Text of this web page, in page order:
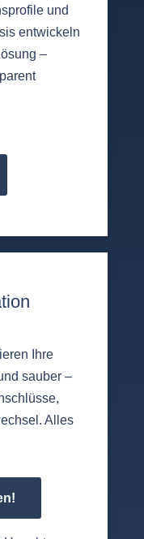
und
entwickeln
–
Ihre
sauber –
Alles